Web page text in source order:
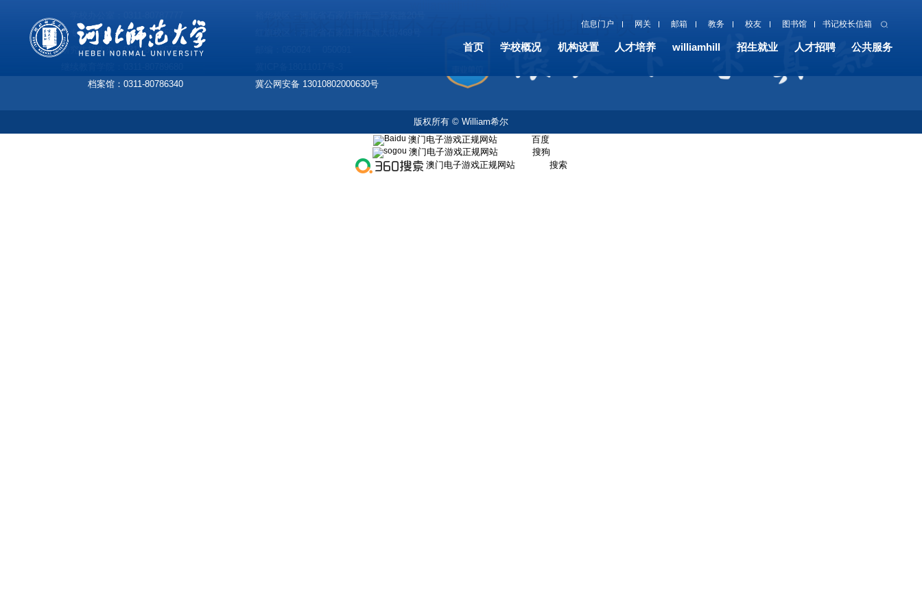
信息门户 网关 邮箱 教务 校友 图书馆 书记校长信箱
首页 学校概况 机构设置 人才培养 williamhill 招生就业 人才招聘 公共服务
您请求的页面不存在或URL地址有误！
本专科招生办：0311-80786666
研究生招生办：0311-80786777
档案馆： 0311-80786340
冀公网安备 13010802000630号
版权所有 © William希尔